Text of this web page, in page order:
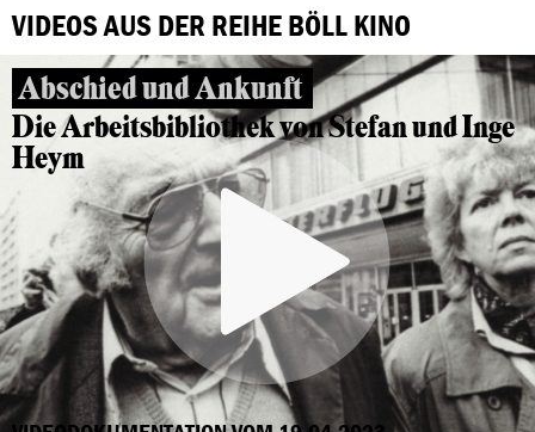
VIDEOS AUS DER REIHE BÖLL KINO
Abschied und Ankunft
Die Arbeitsbibliothek von Stefan und Inge
Heym